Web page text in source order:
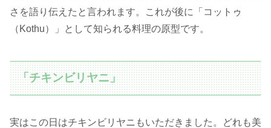
さを語り伝えたと言われます。これが後に「コットゥ
（Kothu）」として知られる料理の原型です。
「チキンビリヤニ」
実はこの日はチキンビリヤニもいただきました。どれも美